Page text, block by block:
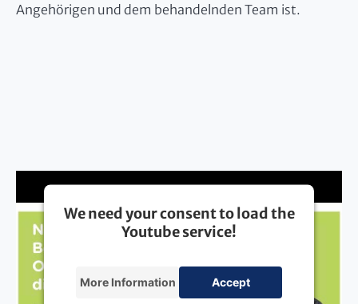
Angehörigen und dem behandelnden Team ist.
We need your consent to load the
Youtube service!
More Information Accept